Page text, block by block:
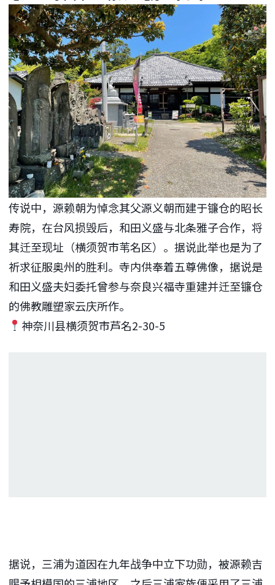
传说中，源赖朝为悼念其父源义朝而建于镰仓的昭长
寿院，在台风损毁后，和田义盛与北条雅子合作，将
其迁至现址（横须贺市苇名区）。据说此举也是为了
祈求征服奥州的胜利。寺内供奉着五尊佛像，据说是
和田义盛夫妇委托曾参与奈良兴福寺重建并迁至镰仓
的佛教雕塑家云庆所作。
神奈川县横须贺市芦名2-30-5
据说，三浦为道因在九年战争中立下功勋，被源赖吉